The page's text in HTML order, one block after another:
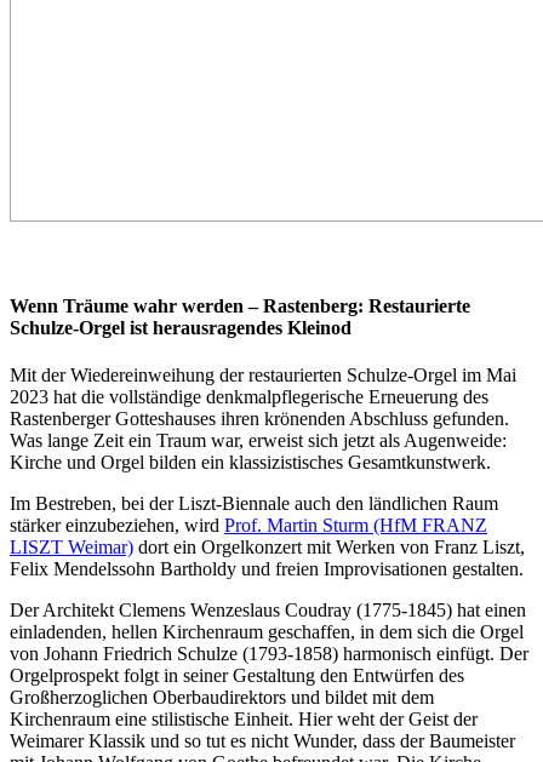
Wenn Träume wahr werden – Rastenberg: Restaurierte
Schulze-Orgel ist herausragendes Kleinod
Mit der Wiedereinweihung der restaurierten Schulze-Orgel im Mai
2023 hat die vollständige denkmalpflegerische Erneuerung des
Rastenberger Gotteshauses ihren krönenden Abschluss gefunden.
Was lange Zeit ein Traum war, erweist sich jetzt als Augenweide:
Kirche und Orgel bilden ein klassizistisches Gesamtkunstwerk.
Im Bestreben, bei der Liszt-Biennale auch den ländlichen Raum
stärker einzubeziehen, wird Prof. Martin Sturm (HfM FRANZ
LISZT Weimar) dort ein Orgelkonzert mit Werken von Franz Liszt,
Felix Mendelssohn Bartholdy und freien Improvisationen gestalten.
Der Architekt Clemens Wenzeslaus Coudray (1775-1845) hat einen
einladenden, hellen Kirchenraum geschaffen, in dem sich die Orgel
von Johann Friedrich Schulze (1793-1858) harmonisch einfügt. Der
Orgelprospekt folgt in seiner Gestaltung den Entwürfen des
Großherzoglichen Oberbaudirektors und bildet mit dem
Kirchenraum eine stilistische Einheit. Hier weht der Geist der
Weimarer Klassik und so tut es nicht Wunder, dass der Baumeister